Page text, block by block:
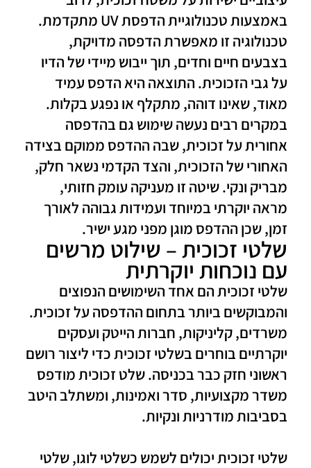
באמצעות טכנולוגיית הדפסת UV מתקדמת.
טכנולוגיה זו מאפשרת הדפסה מדויקת,
בצבעים חיים וחדים, תוך ייבוש מיידי של הדיו
על גבי הזכוכית. התוצאה היא הדפס עמיד
מאוד, שאינו דוהה, מתקלף או נפגע בקלות.
במקרים רבים נעשה שימוש גם בהדפסה
אחורית על זכוכית, שבה ההדפס ממוקם בצידה
האחורי של הזכוכית, והצד הקדמי נשאר חלק,
מבריק ונקי. שיטה זו מעניקה עומק חזותי,
מראה יוקרתי במיוחד ועמידות גבוהה לאורך
זמן, שכן ההדפס מוגן מפני מגע ישיר.
שלטי זכוכית – שילוט מרשים
עם נוכחות יוקרתית
שלטי זכוכית הם אחד השימושים הנפוצים
והמבוקשים ביותר בתחום ההדפסה על זכוכית.
משרדים, קליניקות, חברות הייטק ועסקים
יוקרתיים בוחרים בשלטי זכוכית כדי ליצור רושם
ראשוני חזק כבר בכניסה. שלט זכוכית מודפס
משדר מקצועיות, סדר ואמינות, ומשתלב היטב
בסביבות מודרניות ונקיות.
שלטי זכוכית יכולים לשמש כשלטי לוגו, שלטי